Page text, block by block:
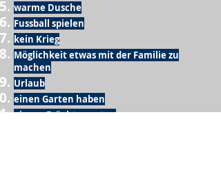
warme Dusche
Fussball spielen
kein Krieg
Möglichkeit etwas mit der Familie zu
machen
Urlaub
einen Garten haben
eigene Früchte ernten